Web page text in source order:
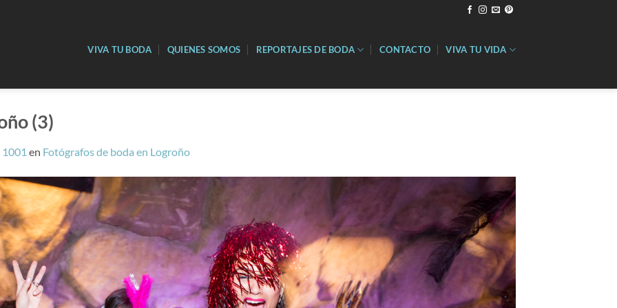
VIVA TU BODA QUIENES SOMOS REPORTAJES DE BODA CONTACTO VIVA TU VIDA
(3)
1001 en Fotógrafos de boda en Logroño